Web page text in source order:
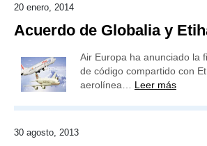
20 enero, 2014
Acuerdo de Globalia y
Air Europa ha anunciado la
de código compartido con
aerolínea… Leer más
30 agosto, 2013